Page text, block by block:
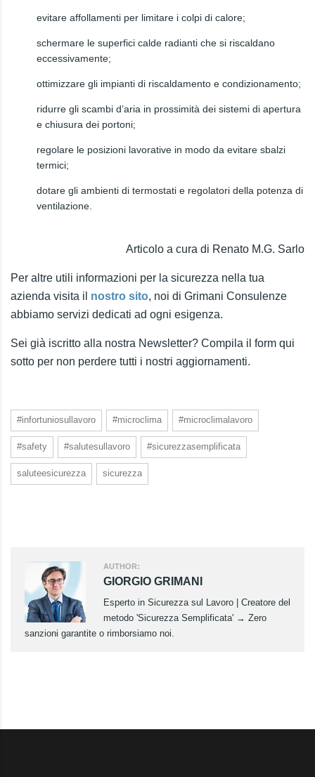
evitare affollamenti per limitare i colpi di calore;
schermare le superfici calde radianti che si riscaldano
eccessivamente;
ottimizzare gli impianti di riscaldamento e condizionamento;
ridurre gli scambi d’aria in prossimità dei sistemi di apertura
e chiusura dei portoni;
regolare le posizioni lavorative in modo da evitare sbalzi
termici;
dotare gli ambienti di termostati e regolatori della potenza di
ventilazione.
Articolo a cura di Renato M.G. Sarlo
Per altre utili informazioni per la sicurezza nella tua
azienda visita il nostro sito, noi di Grimani Consulenze
abbiamo servizi dedicati ad ogni esigenza.
Sei già iscritto alla nostra Newsletter? Compila il form qui
sotto per non perdere tutti i nostri aggiornamenti.
#infortuniosullavoro #microclima #microclimalavoro
#safety #salutesullavoro #sicurezzasemplificata
saluteesicurezza sicurezza
AUTHOR:
GIORGIO GRIMANI
Esperto in Sicurezza sul Lavoro | Creatore del
metodo 'Sicurezza Semplificata' → Zero
sanzioni garantite o rimborsiamo noi.